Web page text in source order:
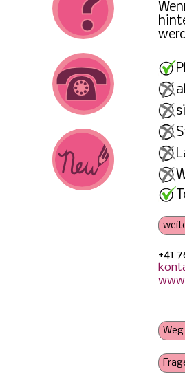
+41